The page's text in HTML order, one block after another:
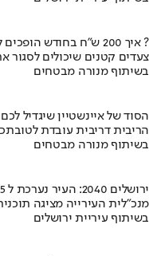
איך 200 ש"ח בחודש הופכים ל140 אלף ?
צעדים קטנים שיכולים לסגור
בשיתוף מנורה מבטחים
הסוד של איינשטיין שיגדיל
הריבית דריבית עובדת
בשיתוף מנורה מבטחים
ירושלים 2040: העיר נערכת ל 1.5 מליון תושבים
מנכ"לית העירייה מציגה
בשיתוף עיריית ירושלים